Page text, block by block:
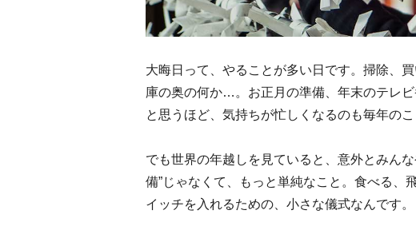
大晦日って、やることが多い日です。掃除、
庫の奥の何か…。お正月の準備、年末のテレ
と思うほど、気持ちが忙しくなるのも毎年のこ
でも世界の年越しを見ていると、意外とみん
備”じゃなくて、もっと単純なこと。食べる、
イッチを入れるための、小さな儀式なんです。